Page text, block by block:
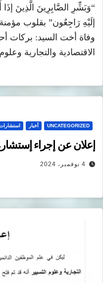
“وَبَشِّرِ الصَّابِرِينَ الَّذِينَ إذَا
إلَيْهِ رَاجِعُون” بقلوب مؤمنة
وفاة أخت السيد: بركات
الاقتصادية والتجارية
UNCATEGORIZED أخبار استشارات
إعلان عن إجراء إستشارة
4 نوفمبر، 2024